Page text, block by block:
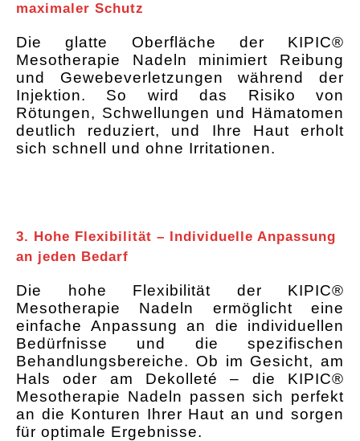
maximaler Schutz
Die glatte Oberfläche der KIPIC®
Mesotherapie Nadeln minimiert Reibung
und Gewebeverletzungen während der
Injektion. So wird das Risiko von
Rötungen, Schwellungen und Hämatomen
deutlich reduziert, und Ihre Haut erholt
sich schnell und ohne Irritationen.
3. Hohe Flexibilität – Individuelle Anpassung
an jeden Bedarf
Die hohe Flexibilität der KIPIC®
Mesotherapie Nadeln ermöglicht eine
einfache Anpassung an die individuellen
Bedürfnisse und die spezifischen
Behandlungsbereiche. Ob im Gesicht, am
Hals oder am Dekolleté – die KIPIC®
Mesotherapie Nadeln passen sich perfekt
an die Konturen Ihrer Haut an und sorgen
für optimale Ergebnisse.